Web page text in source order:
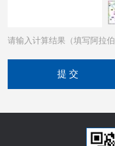
请输入计算结果（填写阿拉